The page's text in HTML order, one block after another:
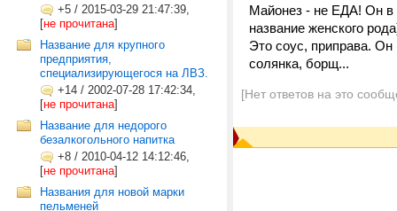
+5 / 2015-03-29 21:47:39,
[не прочитана]
Название для крупного
предприятия,
специализирующегося на ЛВЗ.
+14 / 2002-07-28 17:42:34,
[не прочитана]
Название для недорого
безалкогольного напитка
+8 / 2010-04-12 14:12:46,
[не прочитана]
Названия для новой марки
пельменей
Майонез - не ЕДА! Он
название женского
Это соус, приправа.
солянка, борщ...
[Нет ответов на это